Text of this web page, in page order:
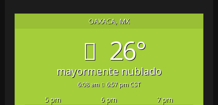
OAXACA, MX
26°
mayormente nublado
6:08 am 6:57 pm CST
5 pm 6 pm
7 pm